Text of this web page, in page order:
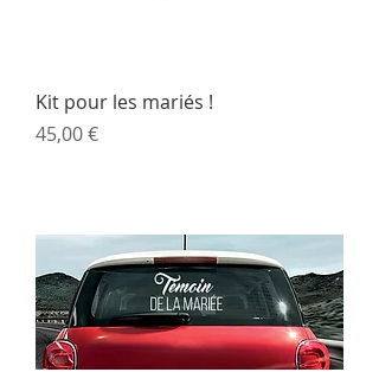
Kit pour les mariés !
Prix
45,00 €